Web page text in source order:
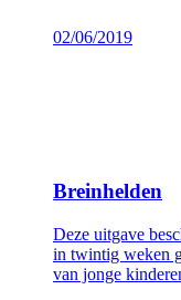
02/06/2019
Breinhelden
Deze uitgave
in twintig weken
van jonge